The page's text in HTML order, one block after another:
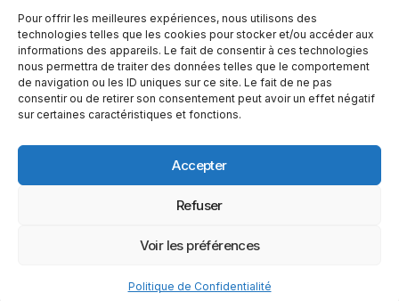
Pour offrir les meilleures expériences, nous utilisons des
technologies telles que les cookies pour stocker et/ou accéder aux
informations des appareils. Le fait de consentir à ces technologies
nous permettra de traiter des données telles que le comportement
de navigation ou les ID uniques sur ce site. Le fait de ne pas
consentir ou de retirer son consentement peut avoir un effet négatif
sur certaines caractéristiques et fonctions.
Accepter
Refuser
Voir les préférences
Politique de Confidentialité
Catégories
Recevez une information neutre et factuelle
E-mail
En cliquant sur le bouton « S'abonner », vous confirmez que vous
avez lu et que vous acceptez notrepolitique de confidentialité
conditions d'utilisation.
© 2025 Le Monde Vu D'ailleurs. Tous Droits Réservés.